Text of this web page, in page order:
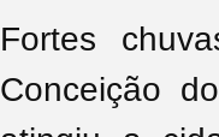
Fortes
Conceição